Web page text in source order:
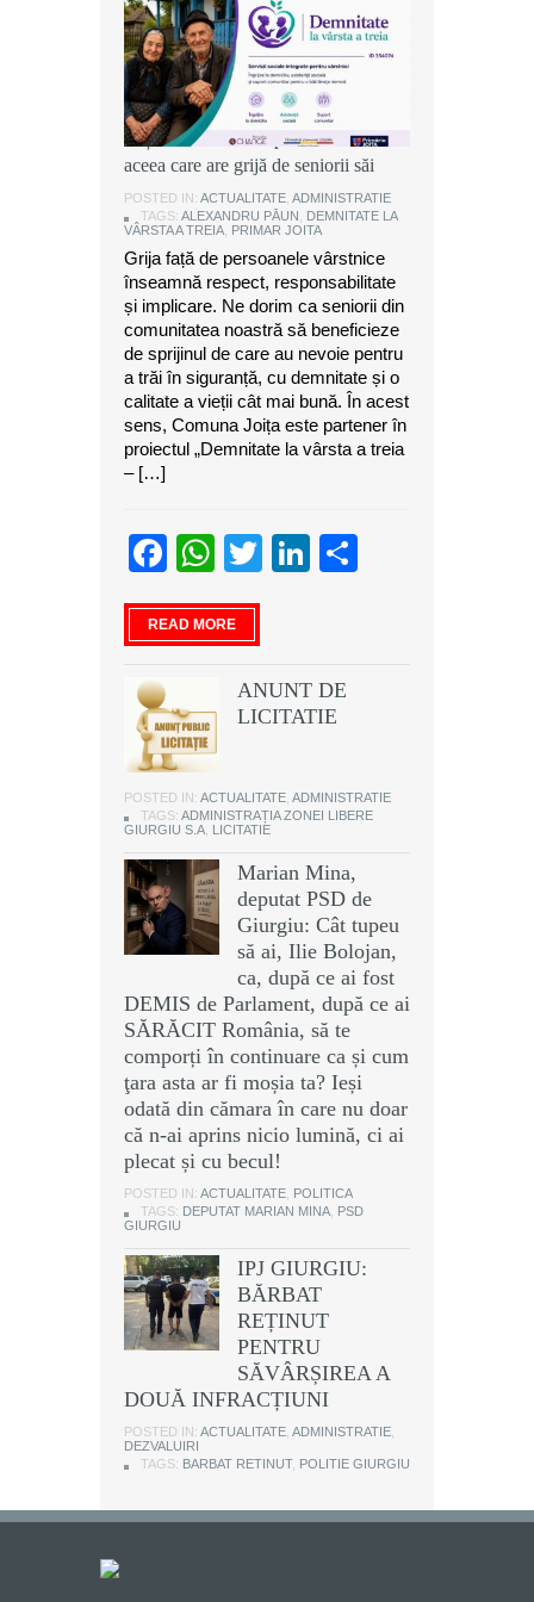
Alexandru Păun, primarul comunei
Joița: O comunitate puternică este
aceea care are grijă de seniorii săi
POSTED IN: ACTUALITATE, ADMINISTRATIE
TAGS: ALEXANDRU PĂUN , DEMNITATE LA
VÂRSTA A TREIA, PRIMAR JOITA
Grija față de persoanele vârstnice
înseamnă respect, responsabilitate
și implicare. Ne dorim ca seniorii din
comunitatea noastră să beneficieze
de sprijinul de care au nevoie pentru
a trăi în siguranță, cu demnitate și o
calitate a vieții cât mai bună. În acest
sens, Comuna Joița este partener în
proiectul „Demnitate la vârsta a treia
– […]
Facebook
WhatsApp
TwitterLinkedIn
READ MORE
ANUNT DE
LICITATIE
POSTED IN: ACTUALITATE, ADMINISTRATIE
TAGS: ADMINISTRAȚIA ZONEI LIBERE
GIURGIU S.A, LICITATIE
Marian Mina,
deputat PSD de
Giurgiu: Cât tupeu
să ai, Ilie Bolojan,
ca, după ce ai fost
DEMIS de Parlament, după ce ai
SĂRĂCIT România, să te
comporți în continuare ca și cum
ţara asta ar fi moșia ta? Ieși
odată din cămara în care nu doar
că n-ai aprins nicio lumină, ci ai
plecat și cu becul!
POSTED IN: ACTUALITATE, POLITICA
TAGS: DEPUTAT MARIAN MINA, PSD
GIURGIU
IPJ GIURGIU:
BĂRBAT
REȚINUT
PENTRU
SĂVÂRȘIREA A
DOUĂ INFRACȚIUNI
POSTED IN: ACTUALITATE, ADMINISTRATIE,
DEZVALUIRI
TAGS: BARBAT RETINUT, POLITIE GIURGIU